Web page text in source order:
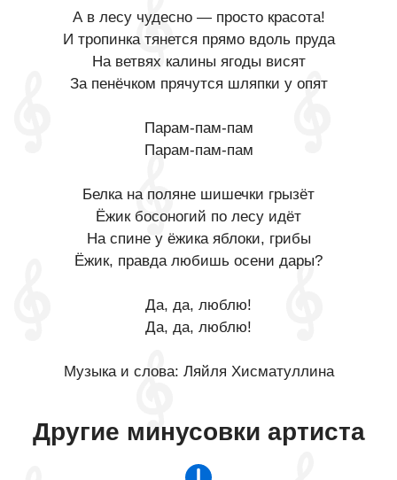
А в лесу чудесно — просто красота!
И тропинка тянется прямо вдоль пруда
На ветвях калины ягоды висят
За пенёчком прячутся шляпки у опят
Парам-пам-пам
Парам-пам-пам
Белка на поляне шишечки грызёт
Ёжик босоногий по лесу идёт
На спине у ёжика яблоки, грибы
Ёжик, правда любишь осени дары?
Да, да, люблю!
Да, да, люблю!
Музыка и слова: Ляйля Хисматуллина
Другие минусовки артиста